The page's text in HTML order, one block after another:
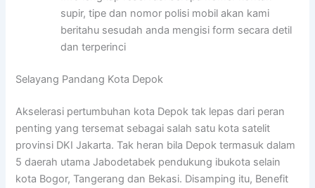
supir, tipe dan nomor polisi mobil akan kami
beritahu sesudah anda mengisi form secara detil
dan terperinci
Selayang Pandang Kota Depok
Akselerasi pertumbuhan kota Depok tak lepas dari peran
penting yang tersemat sebagai salah satu kota satelit
provinsi DKI Jakarta. Tak heran bila Depok termasuk dalam
5 daerah utama Jabodetabek pendukung ibukota selain
kota Bogor, Tangerang dan Bekasi. Disamping itu, Benefit